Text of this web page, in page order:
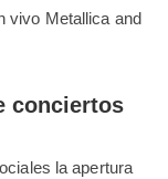
vivo Metallica and
conciertos
la apertura